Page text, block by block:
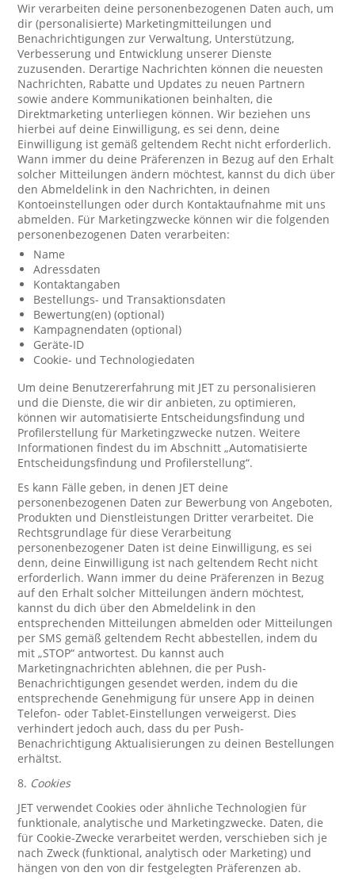
Wir verarbeiten deine personenbezogenen Daten auch, um
dir (personalisierte) Marketingmitteilungen und
Benachrichtigungen zur Verwaltung, Unterstützung,
Verbesserung und Entwicklung unserer Dienste
zuzusenden. Derartige Nachrichten können die neuesten
Nachrichten, Rabatte und Updates zu neuen Partnern
sowie andere Kommunikationen beinhalten, die
Direktmarketing unterliegen können. Wir beziehen uns
hierbei auf deine Einwilligung, es sei denn, deine
Einwilligung ist gemäß geltendem Recht nicht erforderlich.
Wann immer du deine Präferenzen in Bezug auf den Erhalt
solcher Mitteilungen ändern möchtest, kannst du dich über
den Abmeldelink in den Nachrichten, in deinen
Kontoeinstellungen oder durch Kontaktaufnahme mit uns
abmelden. Für Marketingzwecke können wir die folgenden
personenbezogenen Daten verarbeiten:
Name
Adressdaten
Kontaktangaben
Bestellungs- und Transaktionsdaten
Bewertung(en) (optional)
Kampagnendaten (optional)
Geräte-ID
Cookie- und Technologiedaten
Um deine Benutzererfahrung mit JET zu personalisieren
und die Dienste, die wir dir anbieten, zu optimieren,
können wir automatisierte Entscheidungsfindung und
Profilerstellung für Marketingzwecke nutzen. Weitere
Informationen findest du im Abschnitt „Automatisierte
Entscheidungsfindung und Profilerstellung“.
Es kann Fälle geben, in denen JET deine
personenbezogenen Daten zur Bewerbung von Angeboten,
Produkten und Dienstleistungen Dritter verarbeitet. Die
Rechtsgrundlage für diese Verarbeitung
personenbezogener Daten ist deine Einwilligung, es sei
denn, deine Einwilligung ist nach geltendem Recht nicht
erforderlich. Wann immer du deine Präferenzen in Bezug
auf den Erhalt solcher Mitteilungen ändern möchtest,
kannst du dich über den Abmeldelink in den
entsprechenden Mitteilungen abmelden oder Mitteilungen
per SMS gemäß geltendem Recht abbestellen, indem du
mit „STOP“ antwortest. Du kannst auch
Marketingnachrichten ablehnen, die per Push-
Benachrichtigungen gesendet werden, indem du die
entsprechende Genehmigung für unsere App in deinen
Telefon- oder Tablet-Einstellungen verweigerst. Dies
verhindert jedoch auch, dass du per Push-
Benachrichtigung Aktualisierungen zu deinen Bestellungen
erhältst.
8. Cookies
JET verwendet Cookies oder ähnliche Technologien für
funktionale, analytische und Marketingzwecke. Daten, die
für Cookie-Zwecke verarbeitet werden, verschieben sich je
nach Zweck (funktional, analytisch oder Marketing) und
hängen von den von dir festgelegten Präferenzen ab.